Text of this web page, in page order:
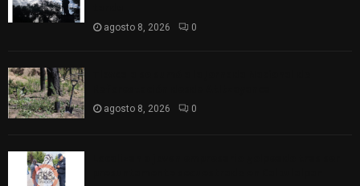
agosto 8, 2026 0
agosto 8, 2026 0